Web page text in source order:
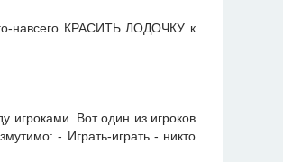
навсего КРАСИТЬ ЛОДОЧКУ к
Вот один из игроков
- Играть-играть - никто